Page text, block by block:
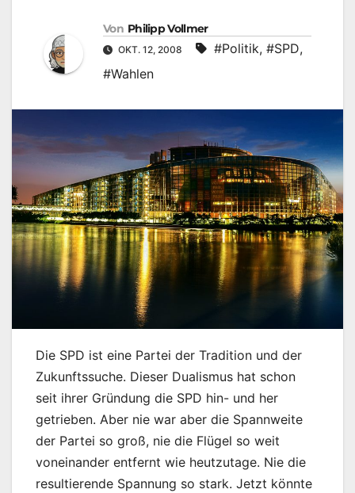
Von Philipp Vollmer
OKT. 12, 2008 #Politik, #SPD,
#Wahlen
Die SPD ist eine Partei der Tradition und der
Zukunftssuche. Dieser Dualismus hat schon
seit ihrer Gründung die SPD hin- und her
getrieben. Aber nie war aber die Spannweite
der Partei so groß, nie die Flügel so weit
voneinander entfernt wie heutzutage. Nie die
resultierende Spannung so stark. Jetzt könnte